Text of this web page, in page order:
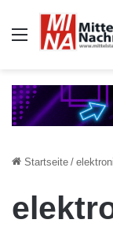
Auswahl
Startseite /